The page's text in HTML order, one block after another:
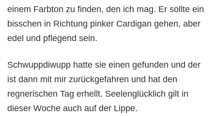
einem Farbton zu finden, den ich mag. Er sollte ein
bisschen in Richtung pinker Cardigan gehen, aber
edel und pflegend sein.
Schwuppdiwupp hatte sie einen gefunden und der
ist dann mit mir zurückgefahren und hat den
regnerischen Tag erhellt. Seelenglücklich gilt in
dieser Woche auch auf der Lippe.